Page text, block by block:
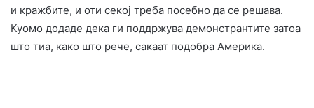
и кражбите, и оти секој треба посебно да се решава.
Куомо додаде дека ги поддржува демонстрантите затоа
што тиа, како што рече, сакаат подобра Америка.